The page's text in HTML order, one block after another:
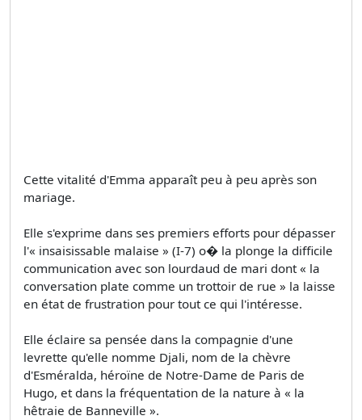
Cette vitalité d'Emma apparaît peu à peu après son
mariage.
Elle s'exprime dans ses premiers efforts pour dépasser
l'« insaisissable malaise » (I-7) o� la plonge la difficile
communication avec son lourdaud de mari dont « la
conversation plate comme un trottoir de rue » la laisse
en état de frustration pour tout ce qui l'intéresse.
Elle éclaire sa pensée dans la compagnie d'une
levrette qu'elle nomme Djali, nom de la chèvre
d'Esméralda, héroïne de Notre-Dame de Paris de
Hugo, et dans la fréquentation de la nature à « la
hêtraie de Banneville ».